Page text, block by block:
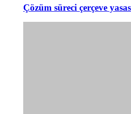
Çözüm süreci çerçeve